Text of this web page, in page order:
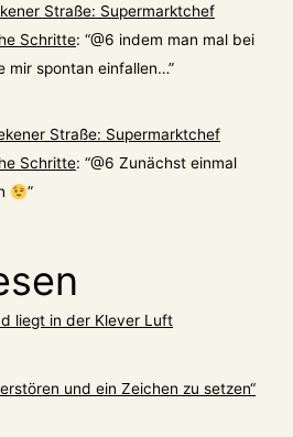
Straße: Supermarktchef
Schritte: “@6 indem man mal bei
mir spontan einfallen…”
Straße: Supermarktchef
Schritte: “@6 Zunächst einmal
”
liegt in der Klever Luft
und ein Zeichen zu setzen“